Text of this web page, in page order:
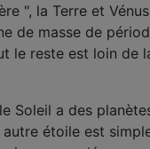
", la Terre et
de masse de
le reste est loin de
Soleil a des
étoile est